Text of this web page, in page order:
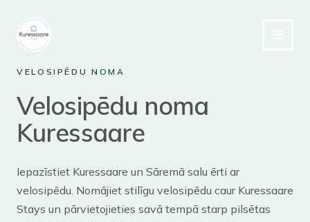
content
VELOSIPĒDU NOMA
Velosipēdu noma
Kuressaare
Iepazīstiet Kuressaare un Sāremā salu ērti ar
velosipēdu. Nomājiet stilīgu velosipēdu caur Kuressaare
Stays un pārvietojieties savā tempā starp pilsētas